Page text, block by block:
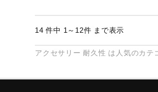
14 件中 1～12件 まで表示
アクセサリー 耐久性 は人気のカテ